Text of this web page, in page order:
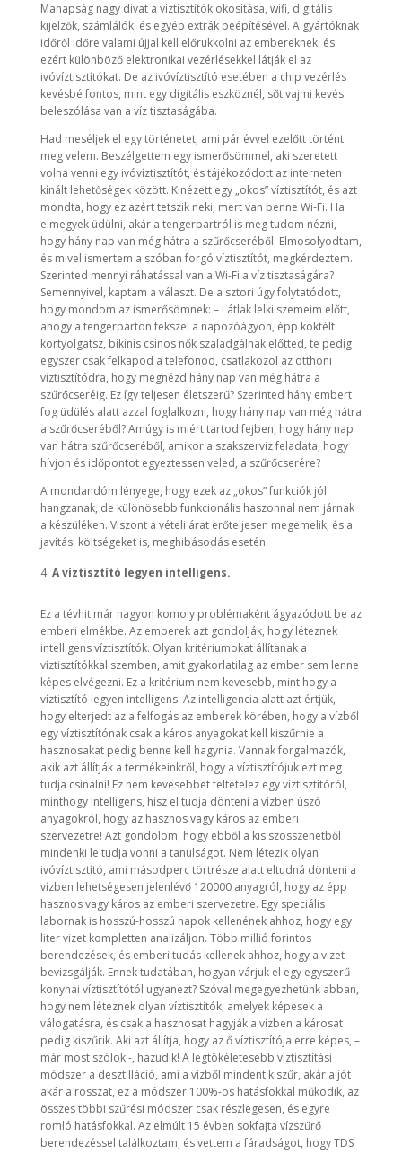
Manapság nagy divat a víztisztítók okosítása, wifi, digitális
kijelzők, számlálók, és egyéb extrák beépítésével. A gyártóknak
időről időre valami újjal kell előrukkolni az embereknek, és
ezért különböző elektronikai vezérlésekkel látják el az
ivóvíztisztítókat. De az ivóvíztisztító esetében a chip vezérlés
kevésbé fontos, mint egy digitális eszköznél, sőt vajmi kevés
beleszólása van a víz tisztaságába.
Had meséljek el egy történetet, ami pár évvel ezelőtt történt
meg velem. Beszélgettem egy ismerősömmel, aki szeretett
volna venni egy ivóvíztisztítót, és tájékozódott az interneten
kínált lehetőségek között. Kinézett egy „okos” víztisztítót, és azt
mondta, hogy ez azért tetszik neki, mert van benne Wi-Fi. Ha
elmegyek üdülni, akár a tengerpartról is meg tudom nézni,
hogy hány nap van még hátra a szűrőcseréből. Elmosolyodtam,
és mivel ismertem a szóban forgó víztisztítót, megkérdeztem.
Szerinted mennyi ráhatással van a Wi-Fi a víz tisztaságára?
Semennyivel, kaptam a választ. De a sztori úgy folytatódott,
hogy mondom az ismerősömnek: – Látlak lelki szemeim előtt,
ahogy a tengerparton fekszel a napozóágyon, épp koktélt
kortyolgatsz, bikinis csinos nők szaladgálnak előtted, te pedig
egyszer csak felkapod a telefonod, csatlakozol az otthoni
víztisztítódra, hogy megnézd hány nap van még hátra a
szűrőcseréig. Ez így teljesen életszerű? Szerinted hány embert
fog üdülés alatt azzal foglalkozni, hogy hány nap van még hátra
a szűrőcseréből? Amúgy is miért tartod fejben, hogy hány nap
van hátra szűrőcseréből, amikor a szakszerviz feladata, hogy
hívjon és időpontot egyeztessen veled, a szűrőcserére?
A mondandóm lényege, hogy ezek az „okos” funkciók jól
hangzanak, de különösebb funkcionális haszonnal nem járnak
a készüléken. Viszont a vételi árat erőteljesen megemelik, és a
javítási költségeket is, meghibásodás esetén.
A víztisztító legyen intelligens.
Ez a tévhit már nagyon komoly problémaként ágyazódott be az
emberi elmékbe. Az emberek azt gondolják, hogy léteznek
intelligens víztisztítók. Olyan kritériumokat állítanak a
víztisztítókkal szemben, amit gyakorlatilag az ember sem lenne
képes elvégezni. Ez a kritérium nem kevesebb, mint hogy a
víztisztító legyen intelligens. Az intelligencia alatt azt értjük,
hogy elterjedt az a felfogás az emberek körében, hogy a vízből
egy víztisztítónak csak a káros anyagokat kell kiszűrnie a
hasznosakat pedig benne kell hagynia. Vannak forgalmazók,
akik azt állítják a termékeinkről, hogy a víztisztítójuk ezt meg
tudja csinálni! Ez nem kevesebbet feltételez egy víztisztítóról,
minthogy intelligens, hisz el tudja dönteni a vízben úszó
anyagokról, hogy az hasznos vagy káros az emberi
szervezetre! Azt gondolom, hogy ebből a kis szösszenetből
mindenki le tudja vonni a tanulságot. Nem létezik olyan
ivóvíztisztító, ami másodperc törtrésze alatt eltudná dönteni a
vízben lehetségesen jelenlévő 120000 anyagról, hogy az épp
hasznos vagy káros az emberi szervezetre. Egy speciális
labornak is hosszú-hosszú napok kellenének ahhoz, hogy egy
liter vizet kompletten analizáljon. Több millió forintos
berendezések, és emberi tudás kellenek ahhoz, hogy a vizet
bevizsgálják. Ennek tudatában, hogyan várjuk el egy egyszerű
konyhai víztisztítótól ugyanezt? Szóval megegyezhetünk abban,
hogy nem léteznek olyan víztisztítók, amelyek képesek a
válogatásra, és csak a hasznosat hagyják a vízben a károsat
pedig kiszűrik. Aki azt állítja, hogy az ő víztisztítója erre képes, –
már most szólok -, hazudik! A legtökéletesebb víztisztítási
módszer a desztilláció, ami a vízből mindent kiszűr, akár a jót
akár a rosszat, ez a módszer 100%-os hatásfokkal működik, az
összes többi szűrési módszer csak részlegesen, és egyre
romló hatásfokkal. Az elmúlt 15 évben sokfajta vízszűrő
berendezéssel találkoztam, és vettem a fáradságot, hogy TDS